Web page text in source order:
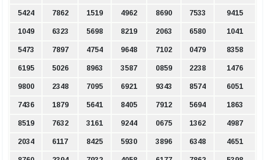
5424 7862 1519 4962 8690 7533 9415
1049 6323 5698 8219 2063 6580 1041
5473 7897 4754 9648 7102 0479 8358
6195 5026 8963 3587 0859 2238 1476
9800 2348 7095 6921 9343 8574 6051
7436 1879 5641 8405 7912 5694 1863
8519 7632 3161 9244 0675 1362 4987
2034 6117 8425 5930 3896 6348 4651